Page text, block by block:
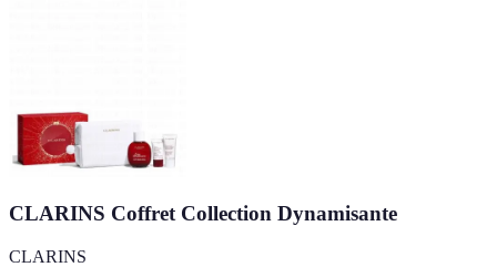
CLARINS Coffret Collection Dynamisante
CLARINS